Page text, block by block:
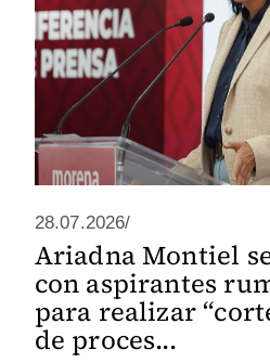
28.07.2026/
Ariadna Montiel
con aspirantes
para realizar
de proces...